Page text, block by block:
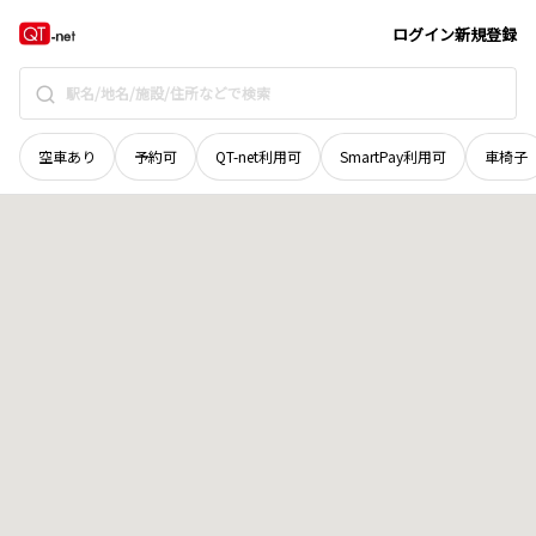
ログイン新規登録
空車あり 予約可 QT-net利用可 SmartPay利用可 車椅子
北海道